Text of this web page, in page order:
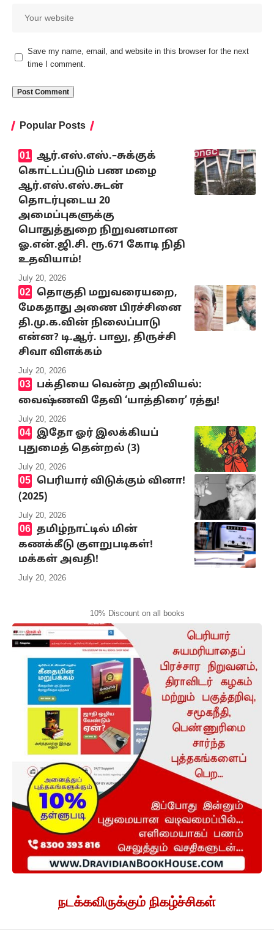
Save my name, email, and website in this browser for the next
time I comment.
Popular Posts
ஆர்.எஸ்.எஸ்.–சுக்குக்
கொட்டப்படும் பண மழை
ஆர்.எஸ்.எஸ்.சுடன்
தொடர்புடைய 20
அமைப்புகளுக்கு
பொதுத்துறை நிறுவனமான
ஓ.என்.ஜி.சி. ரூ.671 கோடி நிதி
உதவியாம்!
July 20, 2026
தொகுதி மறுவரையறை,
மேகதாது அணை பிரச்சினை
தி.மு.க.வின் நிலைப்பாடு
என்ன? டி.ஆர். பாலு, திருச்சி
சிவா விளக்கம்
July 20, 2026
பக்தியை வென்ற அறிவியல்:
வைஷ்ணவி தேவி ‘யாத்திரை’ ரத்து!
July 20, 2026
இதோ ஓர் இலக்கியப்
புதுமைத் தென்றல் (3)
July 20, 2026
பெரியார் விடுக்கும் வினா!
(2025)
July 20, 2026
தமிழ்நாட்டில் மின்
கணக்கீடு குளறுபடிகள்!
மக்கள் அவதி!
July 20, 2026
10% Discount on all books
நடக்கவிருக்கும் நிகழ்ச்சிகள்